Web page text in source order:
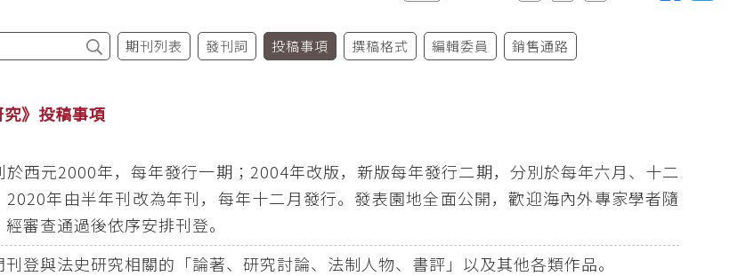
期刊列表 發刊詞 投稿事項 撰稿格式 編輯委員 銷售通路
究》投稿事項
於西元2000年，每年發行一期；2004年改版，新版每年發行二期，分別於每年六月、十二
2020年由半年刊改為年刊，每年十二月發行。發表園地全面公開，歡迎海內外專家學者隨
審查通過後依序安排刊登。
登與法史研究相關的「論著、研究討論、法制人物、書評」以及其他各類作品。